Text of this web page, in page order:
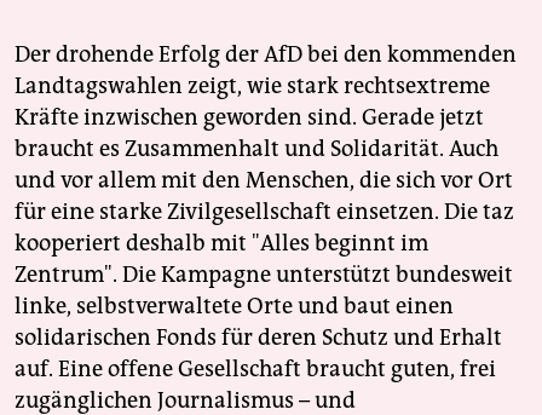
Der drohende Erfolg der AfD bei den kommenden
Landtagswahlen zeigt, wie stark rechtsextreme
Kräfte inzwischen geworden sind. Gerade jetzt
braucht es Zusammenhalt und Solidarität. Auch
und vor allem mit den Menschen, die sich vor Ort
für eine starke Zivilgesellschaft einsetzen. Die taz
kooperiert deshalb mit "Alles beginnt im
Zentrum". Die Kampagne unterstützt bundesweit
linke, selbstverwaltete Orte und baut einen
solidarischen Fonds für deren Schutz und Erhalt
auf. Eine offene Gesellschaft braucht guten, frei
zugänglichen Journalismus – und